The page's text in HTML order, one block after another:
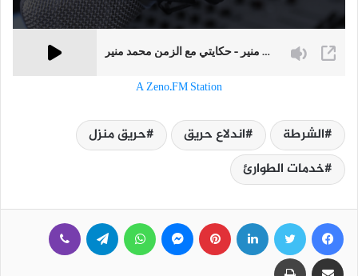
A Zeno.FM Station
الشرطة اندلاع حريق
حريق منزل
خدمات الطوارئ